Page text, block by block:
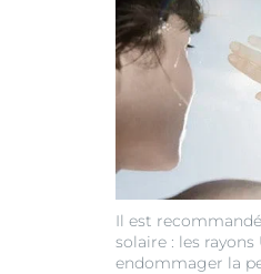
Il est
solaire : les
endommager la